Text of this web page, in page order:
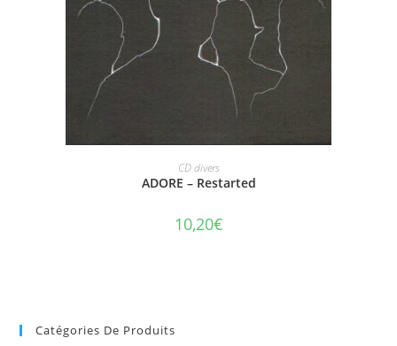
AJOUTER AU PANIER
CD divers
ADORE – Restarted
10,20€
Catégories De Produits